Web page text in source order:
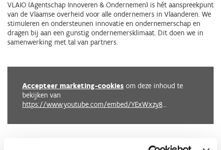
VLAIO (Agentschap Innoveren & Ondernemen) is hét aanspreekpunt
van de Vlaamse overheid voor alle ondernemers in Vlaanderen. We
stimuleren en ondersteunen innovatie en ondernemerschap en
dragen bij aan een gunstig ondernemersklimaat. Dit doen we in
samenwerking met tal van partners.
Accepteer marketing-cookies om deze inhoud te
bekijken van
https://www.youtube.com/embed/YExWxzy8dT8?autoplay=0&start=0&rel=0